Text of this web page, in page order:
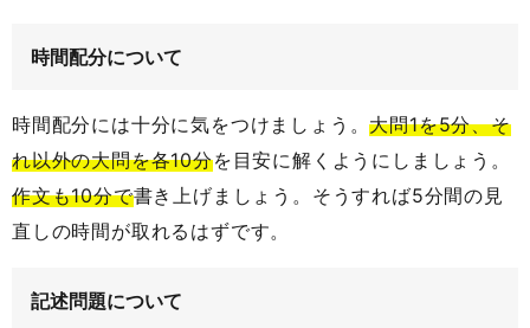
時間配分について
時間配分には十分に気をつけましょう。大問1を5分、そ
れ以外の大問を各10分を目安に解くようにしましょう。
作文も10分で書き上げましょう。そうすれば5分間の見
直しの時間が取れるはずです。
記述問題について